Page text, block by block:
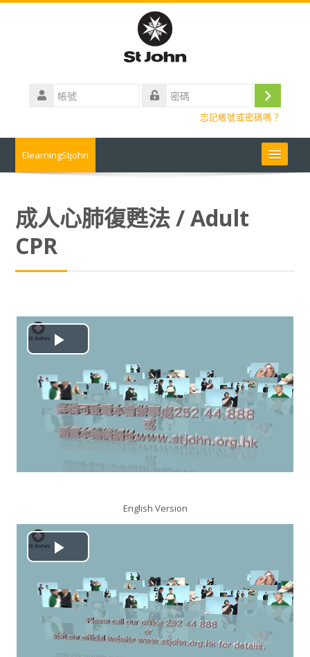
號
登
忘記帳號或密碼嗎？
ElearningStjohn
Contact us 聯絡我們
程
成人心肺復甦法 / Adult
CPR
播
放
视
频
English Version
播
放
视